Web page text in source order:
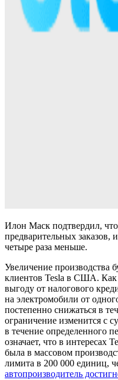
Илон Маск подтвердил,
предварительных заказов,
четыре раза меньше.
Увеличение производства
клиентов Tesla в США. Как
выгоду от налогового
на электромобили от
постепенно снижаться в
ограничение изменится с
в течение определенного
означает, что в интересах
была в массовом
лимита в 200 000 единиц,
автопроизводитель